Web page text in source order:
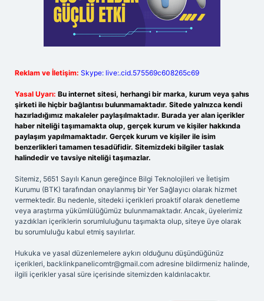
Reklam ve İletişim: Skype: live:.cid.575569c608265c69
Yasal Uyarı: Bu internet sitesi, herhangi bir marka, kurum veya şahıs
şirketi ile hiçbir bağlantısı bulunmamaktadır. Sitede yalnızca kendi
hazırladığımız makaleler paylaşılmaktadır. Burada yer alan içerikler
haber niteliği taşımamakta olup, gerçek kurum ve kişiler hakkında
paylaşım yapılmamaktadır. Gerçek kurum ve kişiler ile isim
benzerlikleri tamamen tesadüfidir. Sitemizdeki bilgiler taslak
halindedir ve tavsiye niteliği taşımazlar.
Sitemiz, 5651 Sayılı Kanun gereğince Bilgi Teknolojileri ve İletişim
Kurumu (BTK) tarafından onaylanmış bir Yer Sağlayıcı olarak hizmet
vermektedir. Bu nedenle, sitedeki içerikleri proaktif olarak denetleme
veya araştırma yükümlülüğümüz bulunmamaktadır. Ancak, üyelerimiz
yazdıkları içeriklerin sorumluluğunu taşımakta olup, siteye üye olarak
bu sorumluluğu kabul etmiş sayılırlar.
Hukuka ve yasal düzenlemelere aykırı olduğunu düşündüğünüz
içerikleri, backlinkpanelicomtr@gmail.com adresine bildirmeniz halinde,
ilgili içerikler yasal süre içerisinde sitemizden kaldırılacaktır.